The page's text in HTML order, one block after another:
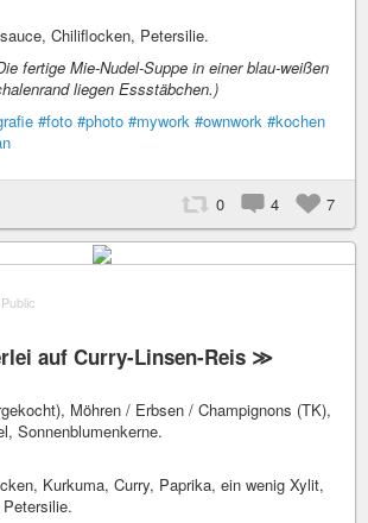
Chiliflocken, Petersilie.
fertige Mie-Nudel-Suppe in einer blau-weißen
liegen Essstäbchen.)
#foto #photo #mywork #ownwork #kochen
0 4 7
Public
auf Curry-Linsen-Reis ≫
Möhren / Erbsen / Champignons (TK),
Sonnenblumenkerne.
Kurkuma, Curry, Paprika, ein wenig Xylit,